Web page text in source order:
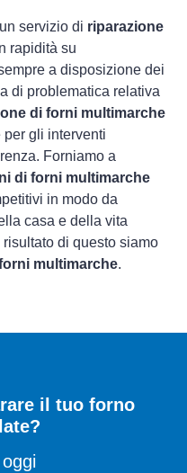
servizio di riparazione
rapidità su
a disposizione dei
di problematica relativa
di forni multimarche
per gli interventi
Forniamo a
di forni multimarche
in modo da
casa e della vita
di questo siamo
multimarche.
il tuo forno
?